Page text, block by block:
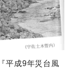
平成9年災台風